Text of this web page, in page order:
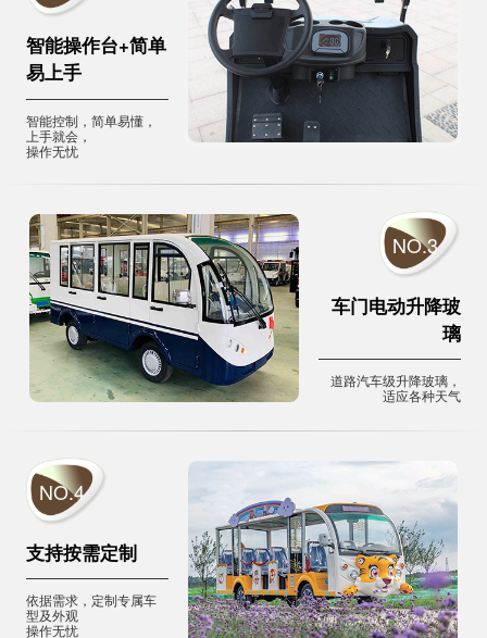
智能操作台+简单
易上手
智能控制，简单易懂，
上手就会，
操作无忧
NO.3
车门电动升降玻
璃
道路汽车级升降玻璃，
适应各种天气
NO.4
支持按需定制
依据需求，定制专属车
型及外观
操作无忧